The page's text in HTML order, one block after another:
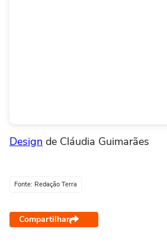
Design de Cláudia Guimarães
Fonte: Redação Terra
Compartilhar